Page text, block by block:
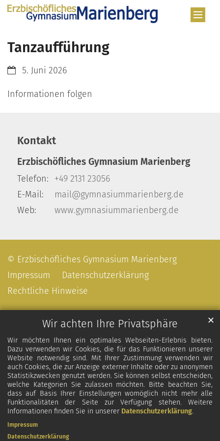
Wir achten Ihre Privatsphäre
Wir möchten Ihnen ein optimales Webseiten-Erlebnis bieten.
Dazu verwenden wir Cookies, die für das Funktionieren unserer
Website notwendig sind. Mit Ihrer Zustimmung verwenden wir
auch Cookies, die zur Anzeige externer Inhalte oder zu anonymen
Statistikzwecken genutzt werden. Sie können selbst entscheiden,
welche Kategorien Sie zulassen möchten. Bitte beachten Sie,
dass auf Basis Ihrer Einstellungen womöglich nicht mehr alle
Funktionalitäten der Seite zur Verfügung stehen. Weitere
Informationen finden Sie in unserer Datenschutzerklärung.
✕
Impressum
Datenschutzerklärung
Zum Inhalt springen
Tanzaufführung
Datum:5. Juni 2026
Informationen folgen
Kontakt
Erzbischöfliches Gymnasium Marienberg
Telefon:
+49 2131 23056
E-Mail:
mail@gymnasiummarienberg.de
Web:
www.gymnasiummarienberg.de
© Erzbischöfliches Gymnasium Marienberg
Impressum
Datenschutzerklärung
Rechtliche Hinweise